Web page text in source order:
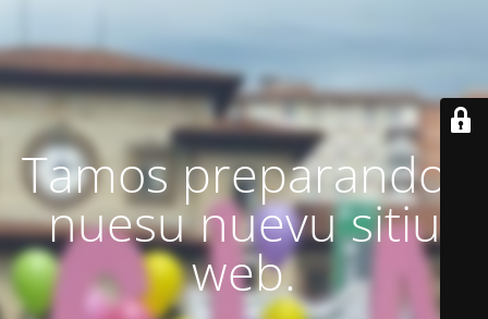
Tamos preparando'l
nuesu nuevu sitiu
web.